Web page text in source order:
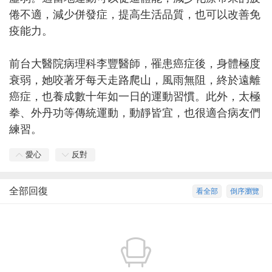
倦不適，減少併發症，提高生活品質，也可以改善免
疫能力。
前台大醫院病理科李豐醫師，罹患癌症後，身體極度
衰弱，她咬著牙每天走路爬山，風雨無阻，終於遠離
癌症，也養成數十年如一日的運動習慣。此外，太極
拳、外丹功等傳統運動，動靜皆宜，也很適合病友們
練習。
愛心 反對
倒序瀏覽
看全部
全部回復